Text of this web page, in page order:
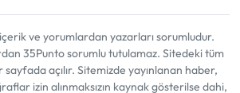
ve yorumlardan yazarları sorumludur.
35Punto sorumlu tutulamaz. Sitedeki tüm
açılır. Sitemizde yayınlanan haber,
izin alınmaksızın kaynak gösterilse dahi,